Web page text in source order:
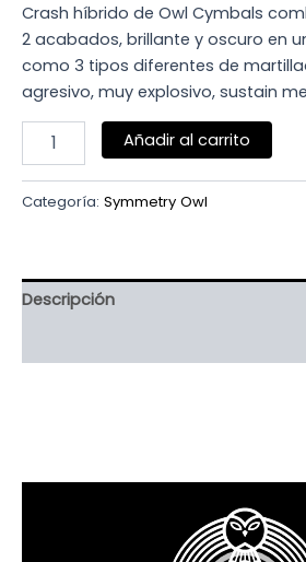
Crash híbrido de Owl Cymbals
2 acabados, brillante y oscuro en
como 3 tipos diferentes de
agresivo, muy explosivo, sustain
Añadir al carrito
Categoría: Symmetry Owl
Descripción